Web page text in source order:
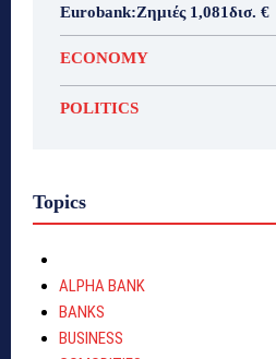
Eurobank:Ζημιές 1,081δισ. €
ECONOMY
POLITICS
Topics
ALPHA BANK
BANKS
BUSINESS